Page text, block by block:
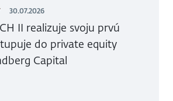
30.07.2026
II realizuje svoju prvú
do private equity
Capital